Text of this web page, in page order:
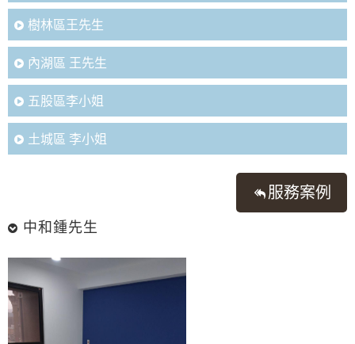
樹林區王先生
內湖區 王先生
五股區李小姐
土城區 李小姐
服務案例
中和鍾先生